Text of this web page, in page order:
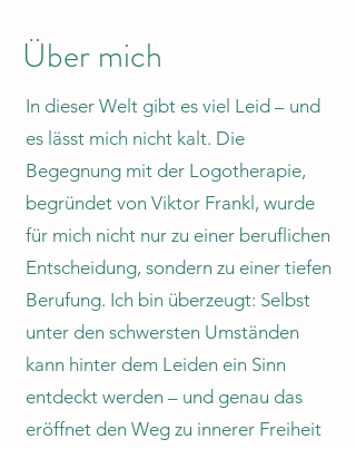
Über mich
In dieser Welt gibt es viel Leid – und
es lässt mich nicht kalt. Die
Begegnung mit der Logotherapie,
begründet von Viktor Frankl, wurde
für mich nicht nur zu einer beruflichen
Entscheidung, sondern zu einer tiefen
Berufung. Ich bin überzeugt: Selbst
unter den schwersten Umständen
kann hinter dem Leiden ein Sinn
entdeckt werden – und genau das
eröffnet den Weg zu innerer Freiheit